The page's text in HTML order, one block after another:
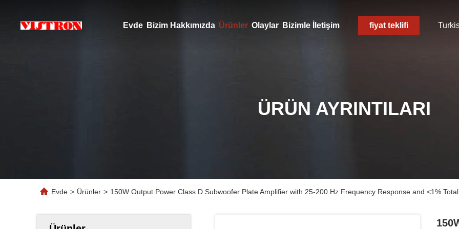
Evde Bizim Hakkımızda Ürünler Olaylar Bizimle İletişim fiyat teklifi
ÜRÜN AYRINTILARI
Evde > Ürünler > 150W Output Power Class D Subwoofer Plate Amplifier with 25-200 Hz Frequency Response and <1%